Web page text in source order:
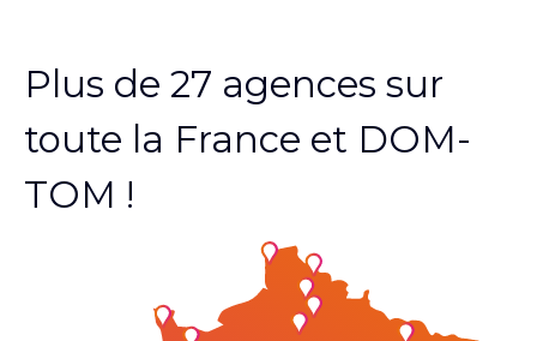
Plus de 27 agences sur
toute la France et DOM-
TOM !